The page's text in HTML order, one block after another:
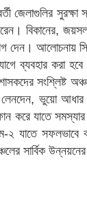
জেলাগুলির
বিকানের,
দেন। আলোচনায়
ব্যবহার করা
সংশ্লিষ্ট
লেনদেন, ভুয়ো
করে যাতে সমস্যার
২ যাতে
সার্বিক